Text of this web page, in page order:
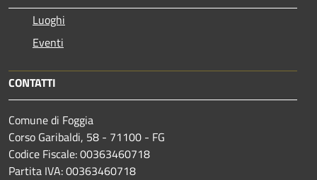
Luoghi
Eventi
CONTATTI
Comune di Foggia
Corso Garibaldi, 58 - 71100 - FG
Codice Fiscale: 00363460718
Partita IVA: 00363460718